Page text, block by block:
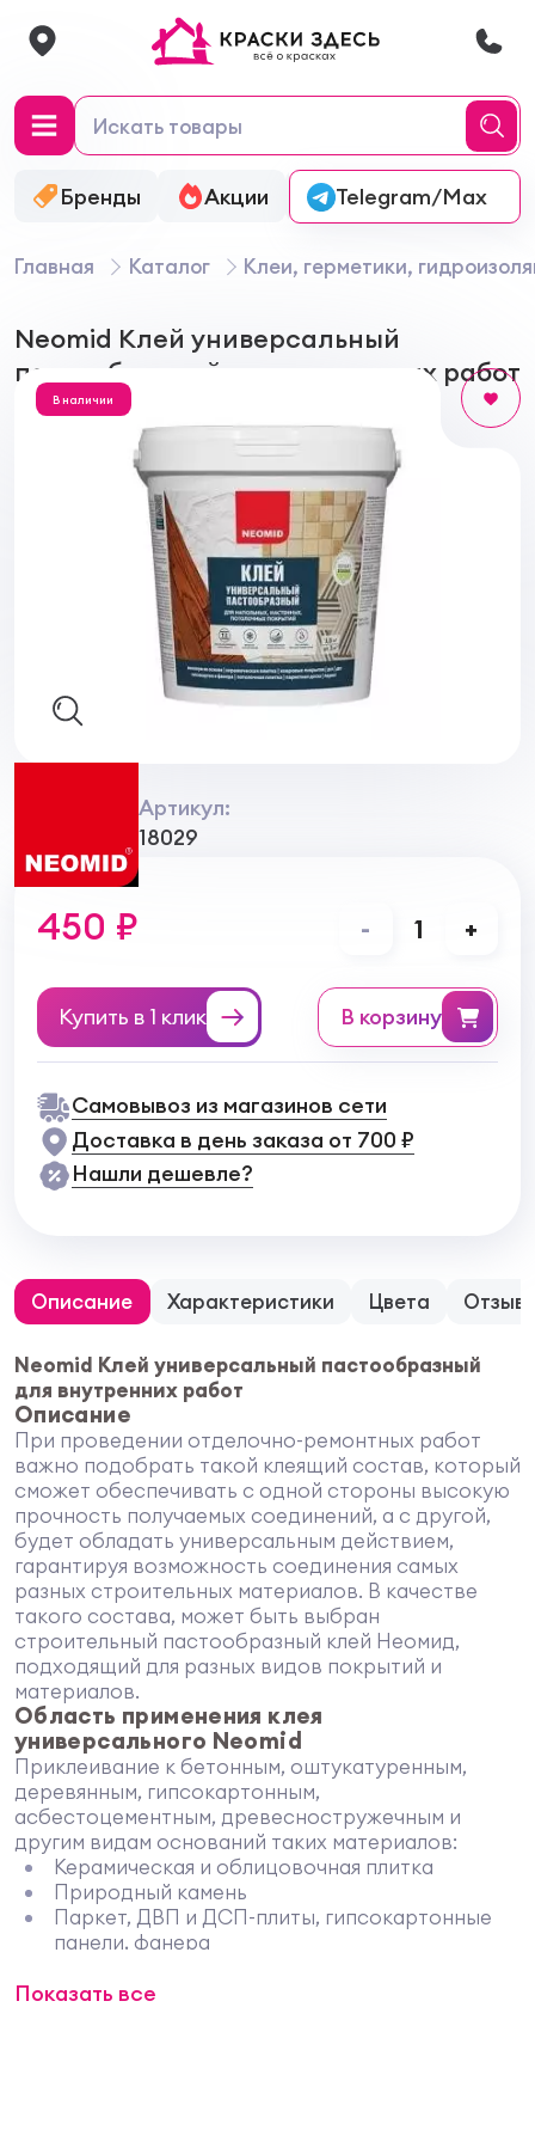
Бренды Акции Онлайн-колеровка
Telegram/Max
Главная Каталог Клеи, герметики,
Neomid Клей универсальный
пастообразный для внутренних работ
В наличии
Артикул:
18029
450 ₽ - 1 +
Купить в 1 клик в корзину
Самовывоз из магазинов сети
Доставка в день заказа от 700 ₽
Нашли дешевле?
Описание Характеристики Цвета
Neomid Клей универсальный пастообразный
для внутренних работ
Описание
При проведении отделочно-ремонтных работ
важно подобрать такой клеящий состав, который
сможет обеспечивать с одной стороны высокую
прочность получаемых соединений, а с другой,
будет обладать универсальным действием,
гарантируя возможность соединения самых
разных строительных материалов. В качестве
такого состава, может быть выбран
строительный пастообразный клей Неомид,
подходящий для разных видов покрытий и
материалов.
Область применения клея
универсального Neomid
Приклеивание к бетонным, оштукатуренным,
деревянным, гипсокартонным,
асбестоцементным, древесностружечным и
другим видам оснований таких материалов:
Керамическая и облицовочная плитка
Природный камень
Паркет, ДВП и ДСП-плиты, гипсокартонные
панели, фанера
Линолеум, ковролин на любой основе
Показать все